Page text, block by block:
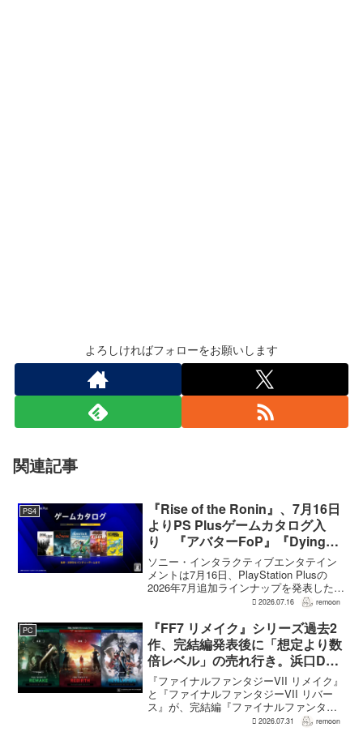
よろしければフォローをお願いします
関連記事
PS4
『Rise of the Ronin』、7月16日
よりPS Plusゲームカタログ入
り 『アバターFoP』『Dying
Light』なども順次配信
ソニー・インタラクティブエンタテイン
メントは7月16日、PlayStation Plusの
2026年7月追加ラインナップを発表した。
幕末の日本を舞台とするTeam NINJAのオ
the Ron...
2026.07.16 remoon
PC
『FF7 リメイク』シリーズ過去2
作、完結編発表後に「想定より数
倍レベル」の売れ行き。浜口Dが
明かす
『ファイナルファンタジーVII リメイク』
と『ファイナルファンタジーVII リバー
ス』が、完結編『ファイナルファンタジ
ーVII リベレーション』の発表後、「我々
2026.07.31 remoon